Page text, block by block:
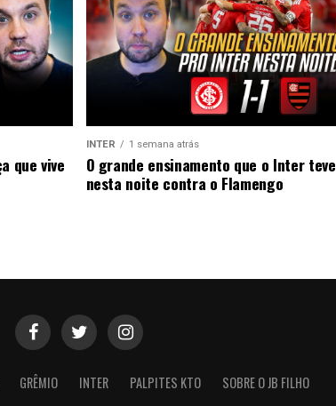
que vive
INTER 1 semana atrás
O grande ensinamento que o Inter teve
nesta noite contra o Flamengo
GRÊMIO INTER PALPITES KTO SOBRE O JB FILHO